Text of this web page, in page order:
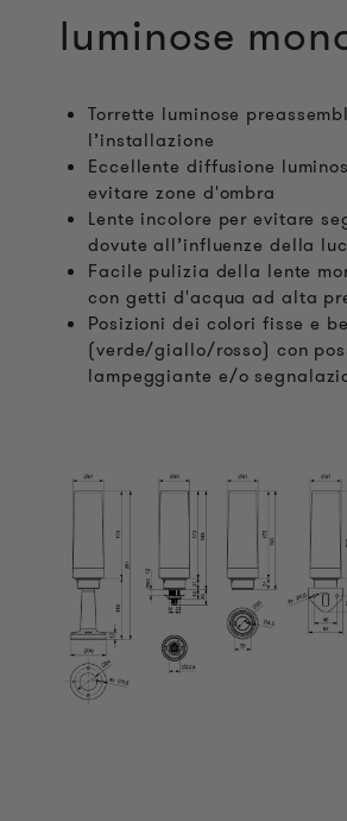
luminose
Torrette luminose
l’installazione
Eccellente diffusione
evitare zone d'ombra
Lente incolore per evitare
dovute all’influenze della
Facile pulizia della lente
con getti d'acqua ad alta
Posizioni dei colori fisse e
(verde/giallo/rosso) con
lampeggiante e/o